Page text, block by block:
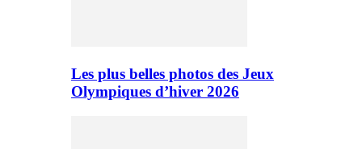
Les plus belles photos des Jeux
Olympiques d’hiver 2026